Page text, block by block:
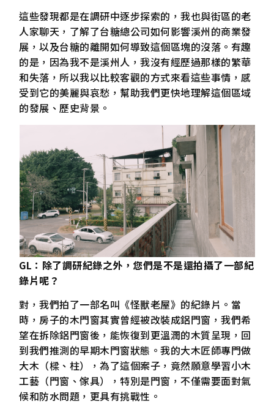
這些發現都是在調研中逐步探索的，我也與街區的老
人家聊天，了解了台糖總公司如何影響溪州的商業發
展，以及台糖的離開如何導致這個區塊的沒落。有趣
的是，因為我不是溪州人，我沒有經歷過那樣的繁華
和失落，所以我以比較客觀的方式來看這些事情，感
受到它的美麗與哀愁，幫助我們更快地理解這個區域
的發展、歷史背景。
GL ：除了調研紀錄之外，您們是不是還拍攝了一部紀
錄片呢？
對，我們拍了一部名叫《怪獸老屋》的紀錄片。當
時，房子的木門窗其實曾經被改裝成鋁門窗，我們希
望在拆除鋁門窗後，能恢復到更溫潤的木質呈現，回
到我們推測的早期木門窗狀態。我的大木匠師專門做
大木（樑、柱），為了這個案子，竟然願意學習小木
工藝（門窗、傢具），特別是門窗，不僅需要面對氣
候和防水問題，更具有挑戰性。